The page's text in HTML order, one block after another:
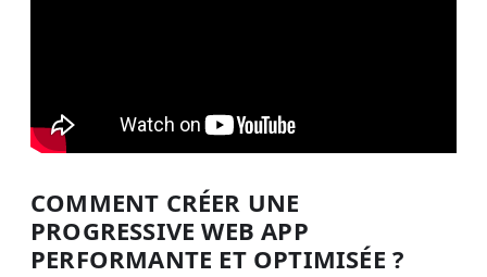
COMMENT CRÉER UNE
PROGRESSIVE WEB APP
PERFORMANTE ET OPTIMISÉE ?